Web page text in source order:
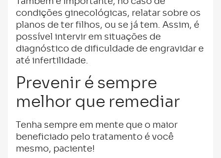
condições ginecológicas, relatar sobre os
planos de ter filhos, ou se já tem. Assim, é
possível intervir em situações de
diagnóstico de dificuldade de engravidar e
até infertilidade.
Prevenir é sempre
melhor que remediar
Tenha sempre em mente que o maior
beneficiado pelo tratamento é você
mesmo, paciente!